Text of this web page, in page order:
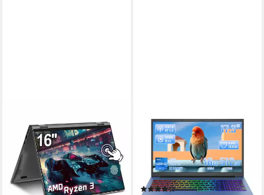
2-in-1 Laptop 16 Zoll Touch-
Screen AMD Ryzen 16GB
RAM 640GB SSD Tablet
Notebook
16 Zoll Bildschirmdiagonale
16 GB Arbeitsspeicher
Full HD Business-Notebook,
16GB RAM Notebook
17.3 Zoll
Bildschirmdiagonale
Intel Core i5-1038NG7 Prozessor
16 GB Arbeitsspeicher
(5)